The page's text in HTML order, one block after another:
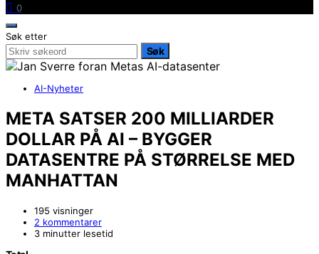
0
Søk etter
Søk
AI-Nyheter
META SATSER 200 MILLIARDER
DOLLAR PÅ AI – BYGGER
DATASENTRE PÅ STØRRELSE MED
MANHATTAN
195 visninger
2 kommentarer
3 minutter lesetid